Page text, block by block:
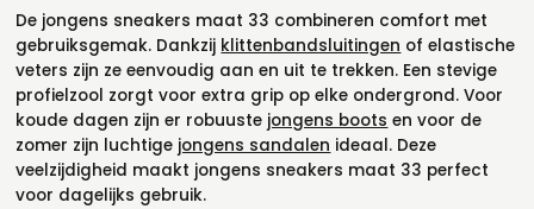
De jongens sneakers maat 33 combineren comfort met
gebruiksgemak. Dankzij klittenbandsluitingen of elastische
veters zijn ze eenvoudig aan en uit te trekken. Een stevige
profielzool zorgt voor extra grip op elke ondergrond. Voor
koude dagen zijn er robuuste jongens boots en voor de
zomer zijn luchtige jongens sandalen ideaal. Deze
veelzijdigheid maakt jongens sneakers maat 33 perfect
voor dagelijks gebruik.